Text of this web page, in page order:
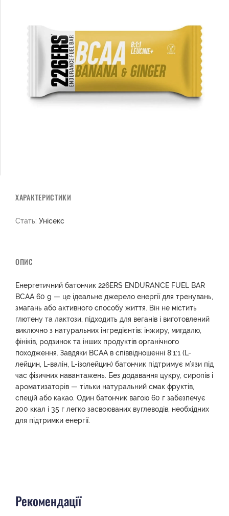
ХАРАКТЕРИСТИКИ
Стать: Унісекс
ОПИС
Енергетичний батончик 226ERS ENDURANCE FUEL BAR
BCAA 60 g — це ідеальне джерело енергії для тренувань,
змагань або активного способу життя. Він не містить
глютену та лактози, підходить для веганів і виготовлений
виключно з натуральних інгредієнтів: інжиру, мигдалю,
фініків, родзинок та інших продуктів органічного
походження. Завдяки BCAA в співвідношенні 8:1:1 (L-
лейцин, L-валін, L-ізолейцин) батончик підтримує м’язи під
час фізичних навантажень. Без додавання цукру, сиропів і
ароматизаторів — тільки натуральний смак фруктів,
спецій або какао. Один батончик вагою 60 г забезпечує
200 ккал і 35 г легко засвоюваних вуглеводів, необхідних
для підтримки енергії.
Рекомендації